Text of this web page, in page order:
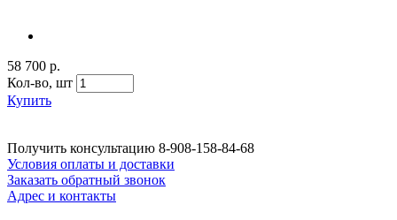
58 700 р.
Кол-во, шт
Купить
Получить консультацию 8-908-158-84-68
Условия оплаты и доставки
Заказать обратный звонок
Адрес и контакты